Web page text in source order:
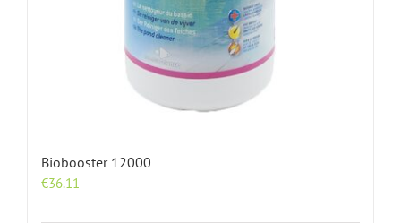
Biobooster 12000
€36.11